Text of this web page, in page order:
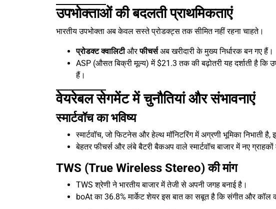
उपभोक्ताओं की बदलती प्राथमिकताएं
भारतीय उपभोक्ता अब केवल सस्ते प्रोडक्ट्स तक सीमित नहीं रहना चाहते।
प्रोडक्ट क्वालिटीऔरफीचर्सअब खरीदारी के मुख्य निर्धारक बन गए हैं।
ASP (औसत बिक्री मूल्य) में $21.3 तक की बढ़ोतरी यह दर्शाती है कि
हैं।
वेयरेबल सेगमेंट में चुनौतियां और संभावनाएं
स्मार्टवॉच का भविष्य
स्मार्टवॉच, जो फिटनेस और हेल्थ मॉनिटरिंग में अग्रणी भूमिका निभाती
बेहतर फीचर्स और लंबे बैटरी बैकअप वाले स्मार्टवॉच बाजार में नए
TWS (True Wireless Stereo) की मांग
TWS श्रेणी ने भारतीय बाजार में तेजी से अपनी जगह बनाई है।
boAt का 36.8% मार्केट शेयर इस बात का सबूत है कि संगीत और कॉल